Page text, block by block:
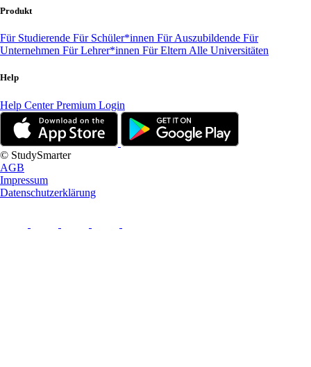
Produkt
Für Studierende Für Schüler*innen Für Auszubildende Für
Unternehmen Für Lehrer*innen Für Eltern Alle Universitäten
Help
Help CenterPremium Login
© StudySmarter
AGB
Impressum
Datenschutzerklärung